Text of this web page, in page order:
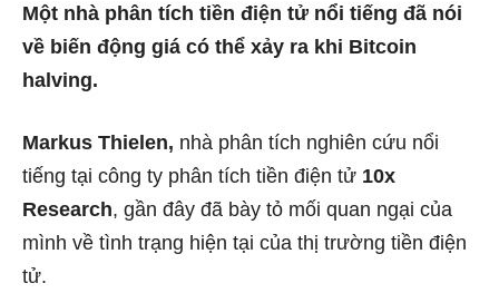
Một nhà phân tích tiền điện tử nổi tiếng đã nói
về biến động giá có thể xảy ra khi Bitcoin
halving.
Markus Thielen, nhà phân tích nghiên cứu nổi
tiếng tại công ty phân tích tiền điện tử 10x
Research, gần đây đã bày tỏ mối quan ngại của
mình về tình trạng hiện tại của thị trường tiền điện
tử.